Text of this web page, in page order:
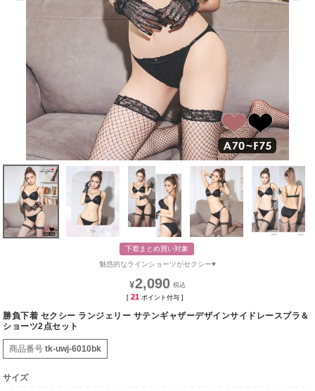
下着まとめ買い対象
魅惑的なラインショーツがセクシー♥
¥2,090
[ 21 ポイント付与 ]
勝負下着 セクシー ランジェリー サテンギャザーデザインサイドレースブラ＆
ショーツ2点セット
商品番号 tk-uwj-6010bk
サイズ